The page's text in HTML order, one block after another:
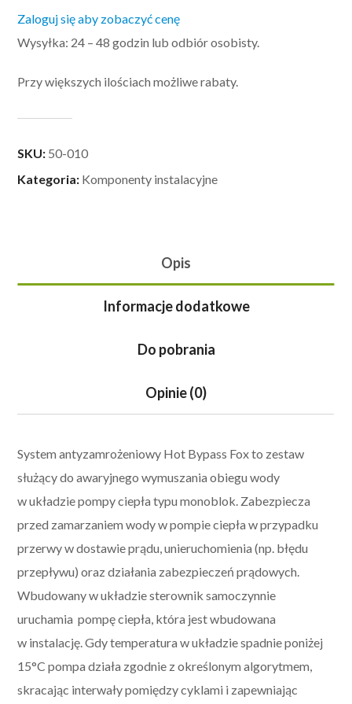
Zaloguj się aby zobaczyć cenę
Wysyłka: 24 – 48 godzin lub odbiór osobisty.
Przy większych ilościach możliwe rabaty.
SKU: 50-010
Kategoria: Komponenty instalacyjne
Opis
Informacje dodatkowe
Do pobrania
Opinie (0)
Systemantyzamrożeniowy Hot Bypass Foxto zestaw
służący do awaryjnego wymuszania obiegu wody
w układzie pompy ciepła typu monoblok. Zabezpiecza
przed zamarzaniem wody w pompie ciepła w przypadku
przerwy w dostawie prądu, unieruchomienia (np. błędu
przepływu) oraz działania zabezpieczeń prądowych.
Wbudowany w układzie sterownik samoczynnie
uruchamia pompę ciepła, która jest wbudowana
w instalację. Gdy temperatura w układzie spadnie poniżej
15°C pompa działa zgodnie z określonym algorytmem,
skracając interwały pomiędzy cyklami i zapewniając